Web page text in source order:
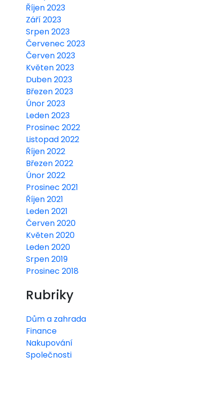
Říjen 2023
Září 2023
Srpen 2023
Červenec 2023
Červen 2023
Květen 2023
Duben 2023
Březen 2023
Únor 2023
Leden 2023
Prosinec 2022
Listopad 2022
Říjen 2022
Březen 2022
Únor 2022
Prosinec 2021
Říjen 2021
Leden 2021
Červen 2020
Květen 2020
Leden 2020
Srpen 2019
Prosinec 2018
Rubriky
Dům a zahrada
Finance
Nakupování
Společnosti